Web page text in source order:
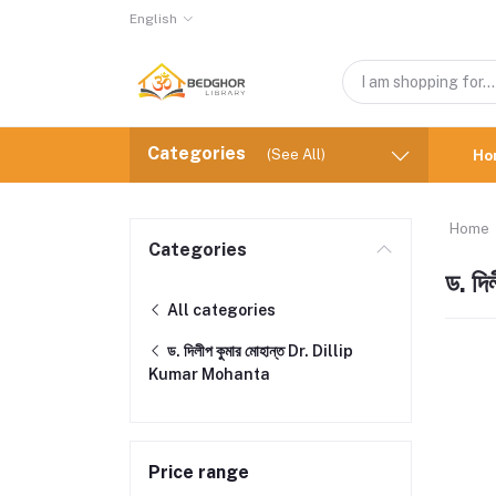
English
Categories (See All)
Categories
All categories
ড. দিলীপ কুমার মোহান্ত Dr. Dillip
Kumar Mohanta
Price range
Home
ড.